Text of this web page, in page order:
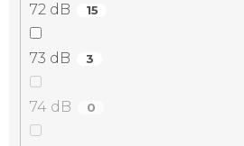
72 dB 15
73 dB 3
74 dB 0